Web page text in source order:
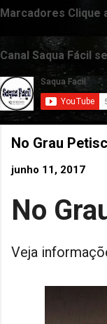
Marcadores Clique
Canal Saqua Fácil
No Grau
junho 11, 2017
No
Veja